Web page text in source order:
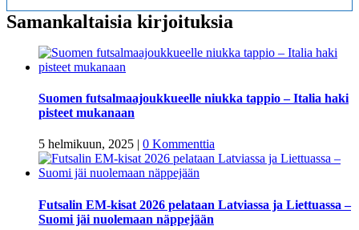
Samankaltaisia kirjoituksia
Suomen futsalmaajoukkueelle niukka tappio – Italia haki
pisteet mukanaan
5 helmikuun, 2025 | 0 Kommenttia
Futsalin EM-kisat 2026 pelataan Latviassa ja Liettuassa –
Suomi jäi nuolemaan näppejään